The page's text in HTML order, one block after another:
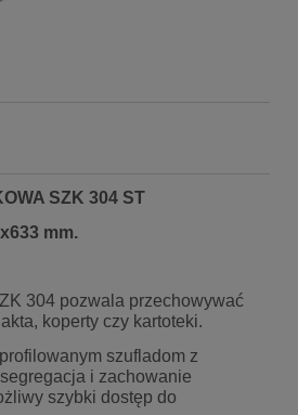
SZK 304 ST
mm.
304 pozwala przechowywać
koperty czy kartoteki.
szufladom z
i zachowanie
szybki dostęp do